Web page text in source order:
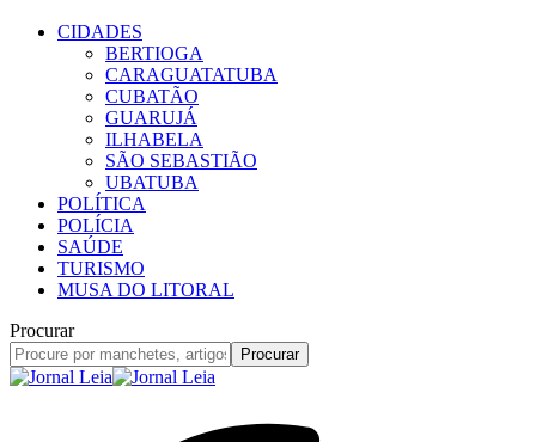
CIDADES
BERTIOGA
CARAGUATATUBA
CUBATÃO
GUARUJÁ
ILHABELA
SÃO SEBASTIÃO
UBATUBA
POLÍTICA
POLÍCIA
SAÚDE
TURISMO
MUSA DO LITORAL
Procurar